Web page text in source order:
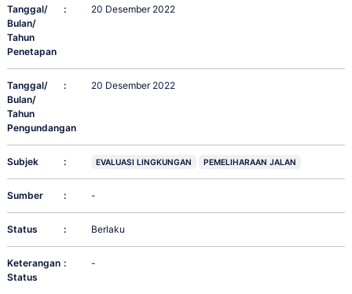
Tanggal/
Bulan/
Tahun
Penetapan
: 20 Desember 2022
Tanggal/
Bulan/
Tahun
Pengundangan
: 20 Desember 2022
Subjek : EVALUASI LINGKUNGAN PEMELIHARAAN JALAN
Sumber : -
Status : Berlaku
Keterangan
Status
: -